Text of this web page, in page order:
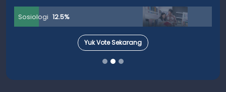
Sosiologi 12.5%
Yuk Vote Sekarang